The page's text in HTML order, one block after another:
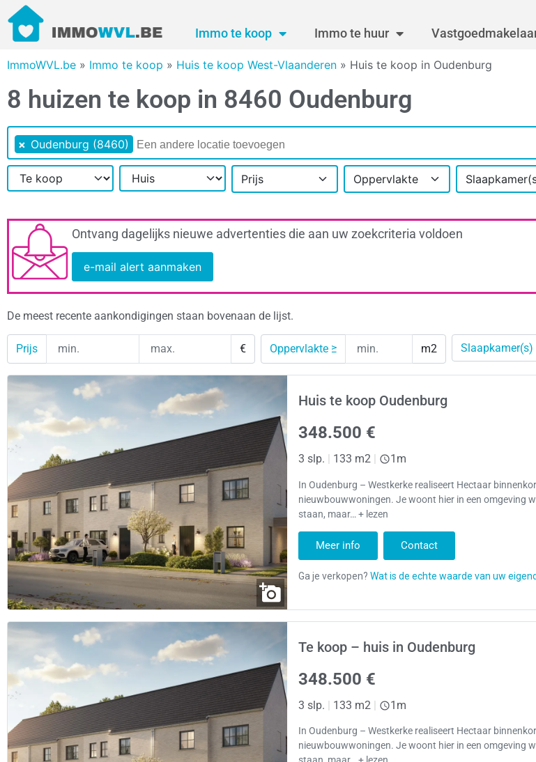
Immo te koop Immo te huur
ImmoWVL.be » Immo te koop » Huis te koop West-Vlaanderen » Huis te koop in Oudenburg
8 huizen te koop in 8460 Oudenburg
× Oudenburg (8460)
Prijs Oppervlakte
Ontvang dagelijks nieuwe advertenties die aan uw zoekcriteria voldoen
e-mail alert aanmaken
De meest recente aankondigingen staan bovenaan de lijst.
Prijs € Oppervlakte ≥ m2 Slaapkamer(s)
Huis te koop Oudenburg
348.500 €
3 slp. 133 m2 1m
In Oudenburg – Westkerke realiseert Hectaar
nieuwbouwwoningen. Je woont hier in een omgeving
staan, maar… + lezen
Meer info Contact
Te koop – huis in Oudenburg
348.500 €
3 slp. | 133 m2 | 1m
In Oudenburg – Westkerke realiseert Hectaar
nieuwbouwwoningen. Je woont hier in een omgeving